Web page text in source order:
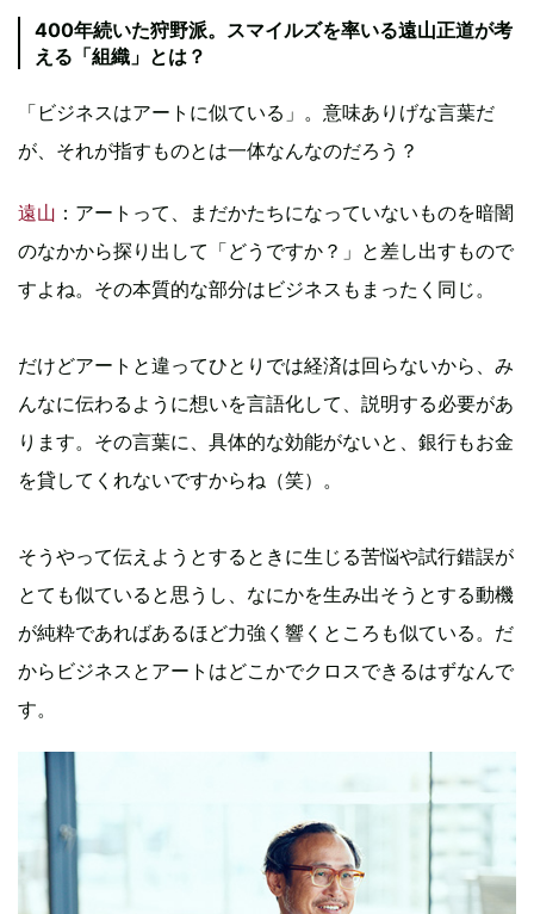
400年続いた狩野派。スマイルズを率いる遠山正道が考
える「組織」とは？
「ビジネスはアートに似ている」。意味ありげな言葉だ
が、それが指すものとは一体なんなのだろう？
遠山 ：アートって、まだかたちになっていないものを暗闇
のなかから探り出して「どうですか？」と差し出すもので
すよね。その本質的な部分はビジネスもまったく同じ。
だけどアートと違ってひとりでは経済は回らないから、み
んなに伝わるように想いを言語化して、説明する必要があ
ります。その言葉に、具体的な効能がないと、銀行もお金
を貸してくれないですからね（笑）。
そうやって伝えようとするときに生じる苦悩や試行錯誤が
とても似ていると思うし、なにかを生み出そうとする動機
が純粋であればあるほど力強く響くところも似ている。だ
からビジネスとアートはどこかでクロスできるはずなんで
す。